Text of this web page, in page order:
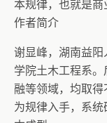
本规律，也就是商
作者简介
谢显峰，湖南益
学院土木工程系
融等领域，均取
为规律入手，系